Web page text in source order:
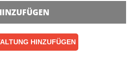
HINZUFÜGEN